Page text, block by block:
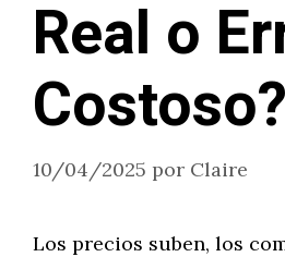
Real o
Costoso?
10/04/2025 por Claire
Los precios suben, los